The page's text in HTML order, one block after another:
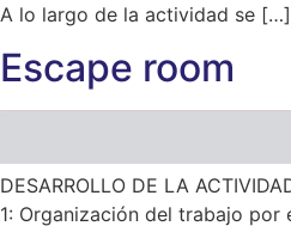
A lo largo de la actividad se […]
Escape room
DESARROLLO DE LA
1: Organización del trabajo por